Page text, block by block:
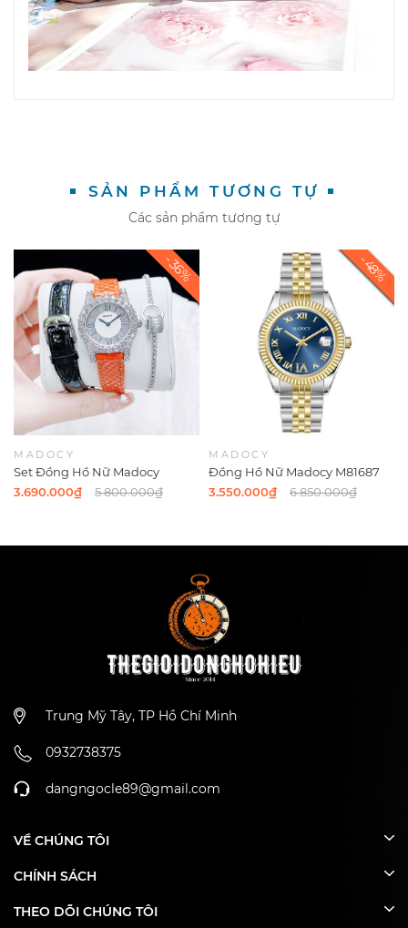
SẢN PHẨM TƯƠNG TỰ
Các sản phẩm tương tự
MADOCY
Set Đồng Hồ Nữ Madocy
M81699 Chính Hãng Dây Da
3.690.000₫ 5.800.000₫
MADOCY
Đồng Hồ Nữ Madocy M81687
Demi Gold Blue 31mm
3.550.000₫ 6.850.000₫
Trung Mỹ Tây, TP Hồ Chí Minh
0932738375
dangngocle89@gmail.com
VỀ CHÚNG TÔI
CHÍNH SÁCH
THEO DÕI CHÚNG TÔI